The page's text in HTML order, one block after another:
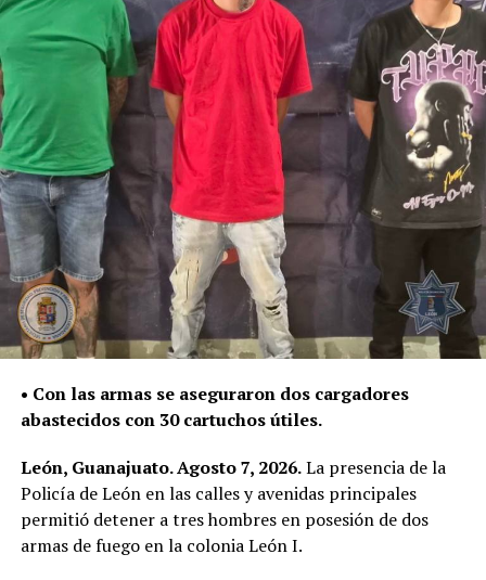
Fiscalía General del Estado, autoridad encargada de dar
seguimiento a las investigaciones y determinar su
situación jurídica.
De enero a julio de este año, la Policía de León ha
asegurado 187 mil 534 dosis de distintas sustancias,
como parte del trabajo para contener su posesión,
distribución y presunta venta.
La Secretaría de Seguridad, Prevención y Protección
Ciudadana continuará con la atención de reportes y la
intervención policial para retirar estas sustancias de las
calles y evitar que lleguen a niñas, niños y jóvenes.
• Con las armas se aseguraron dos cargadores
abastecidos con 30 cartuchos útiles.
León, Guanajuato. Agosto 7, 2026.La presencia de la
Policía de León en las calles y avenidas principales
permitió detener a tres hombres en posesión de dos
armas de fuego en la colonia León I.